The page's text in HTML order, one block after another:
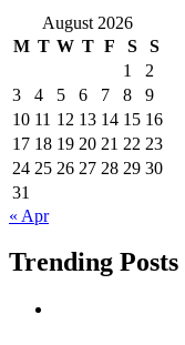
August 2026
M T W T F S
S
1
2
3
4 5 6 7 8
9
10 11 12 13 14 15 16
17 18 19 20 21 22 23
24 25 26 27 28 29 30
31
« Apr
Trending Posts